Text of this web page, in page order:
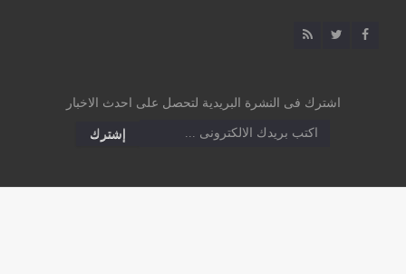
اشترك فى النشرة البريدية لتحصل على احدث الاخبار